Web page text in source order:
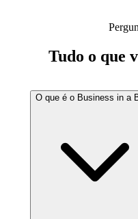
Tudo o que
O que é o Business in a